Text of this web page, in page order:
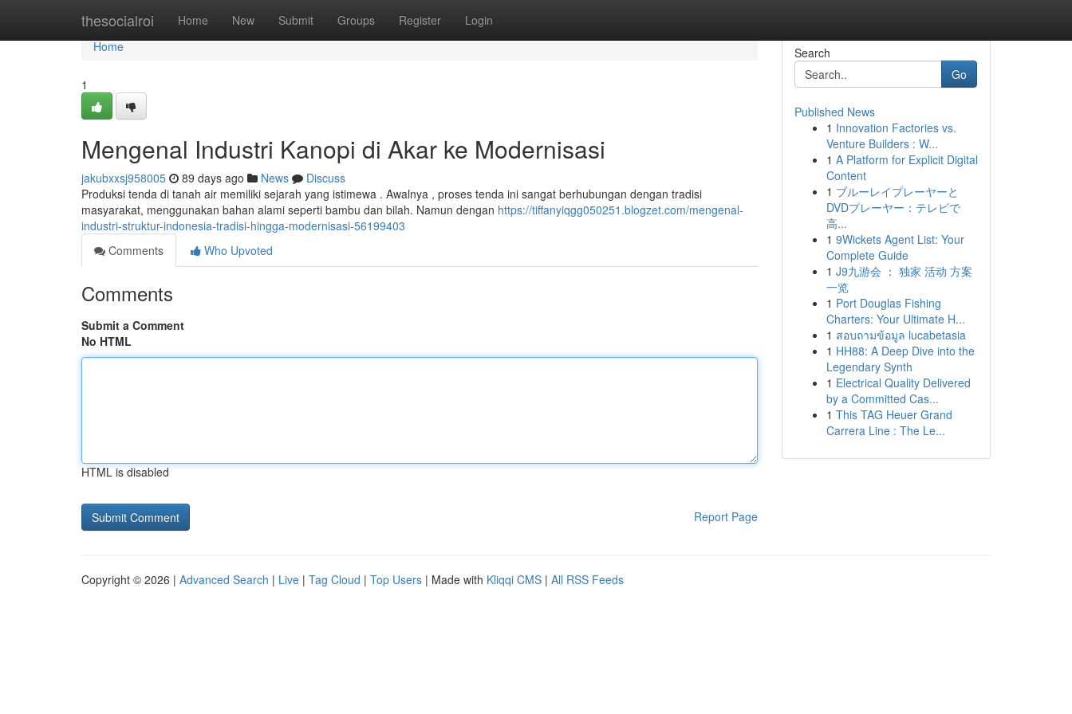
thesocialroi Home New Submit Groups Register Login
Home
Home
1
Mengenal Industri Kanopi di Akar ke Modernisasi
jakubxxsj958005 89 days ago News
Discuss
Produksi tenda di tanah air memiliki sejarah yang istimewa . Awalnya , proses tenda ini sangat berhubungan dengan tradisi
masyarakat, menggunakan bahan alami seperti bambu dan bilah. Namun dengan https://tiffanyiqgg050251.blogzet.com/mengenal-
industri-struktur-indonesia-tradisi-hingga-modernisasi-56199403
Comments
Who Upvoted
Comments
Submit a Comment
No HTML
HTML is disabled
Report Page
Search
Go
Published News
1 Innovation Factories vs.
Venture Builders : W...
1 A Platform for Explicit Digital
Content
1 ブルーレイプレーヤーと
DVDプレーヤー：テレビで
高...
1 9Wickets Agent List: Your
Complete Guide
1 J9九游会 ： 独家 活动 方案
一览
1 Port Douglas Fishing
Charters: Your Ultimate H...
1 สอบถามข้อมูล lucabetasia
1 HH88: A Deep Dive into the
Legendary Synth
1 Electrical Quality Delivered
by a Committed Cas...
1 This TAG Heuer Grand
Carrera Line : The Le...
Copyright © 2026 | Advanced Search | Live | Tag Cloud | Top Users | Made with Kliqqi CMS | All RSS Feeds